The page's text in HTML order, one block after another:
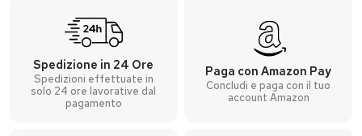
Spedizione in 24 Ore
Spedizioni effettuate in
solo 24 ore lavorative dal
pagamento
Paga con Amazon Pay
Concludi e paga con il tuo
account Amazon